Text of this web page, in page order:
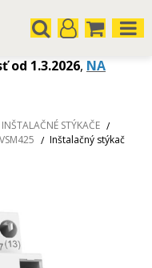
od 1.3.2026, NA
INŠTALAČNÉ STÝKAČE
VSM425
Inštalačný stýkač